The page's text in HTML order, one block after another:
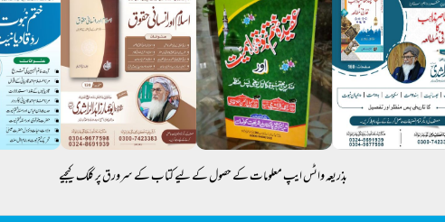
بذریعہ واٹس ایپ معلومات کے حصول کے لیے کتاب کے سرورق پر کلک کیجیے